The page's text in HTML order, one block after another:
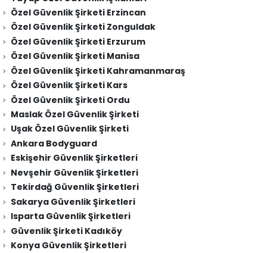
Özel Güvenlik Şirketi Erzincan
Özel Güvenlik Şirketi Zonguldak
Özel Güvenlik Şirketi Erzurum
Özel Güvenlik Şirketi Manisa
Özel Güvenlik Şirketi Kahramanmaraş
Özel Güvenlik Şirketi Kars
Özel Güvenlik Şirketi Ordu
Maslak Özel Güvenlik Şirketi
Uşak Özel Güvenlik Şirketi
Ankara Bodyguard
Eskişehir Güvenlik Şirketleri
Nevşehir Güvenlik Şirketleri
Tekirdağ Güvenlik Şirketleri
Sakarya Güvenlik Şirketleri
Isparta Güvenlik Şirketleri
Güvenlik Şirketi Kadıköy
Konya Güvenlik Şirketleri